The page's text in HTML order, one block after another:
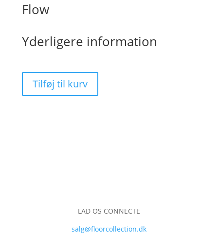
Flow
Yderligere information
Tilføj til kurv
LAD OS CONNECTE
salg@floorcollection.dk